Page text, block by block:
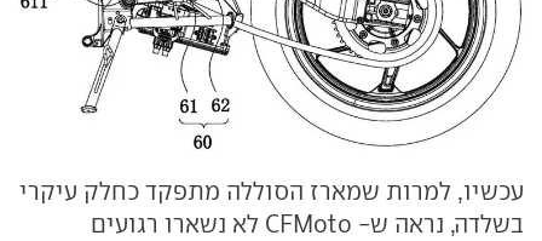
עכשיו, למרות שמארז הסוללה מתפקד כחלק עיקרי
בשלדה, נראה ש- CFMoto לא נשארו רגועים